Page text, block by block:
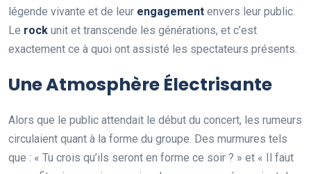
légende vivante et de leur engagement envers leur public.
Le rock unit et transcende les générations, et c’est
exactement ce à quoi ont assisté les spectateurs présents.
Une Atmosphère Électrisante
Alors que le public attendait le début du concert, les rumeurs
circulaient quant à la forme du groupe. Des murmures tels
que : « Tu crois qu’ils seront en forme ce soir ? » et « Il faut